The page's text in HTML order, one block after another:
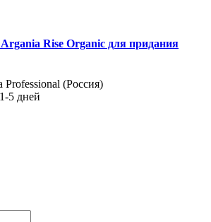
Rise Organic для придания
Professional (Россия)
5 дней